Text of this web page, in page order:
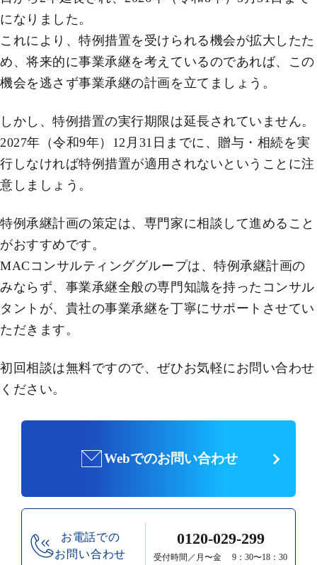
になりました。
これにより、特例措置を受けられる機会が拡大したた
め、将来的に事業承継を考えているのであれば、この
機会を逃さず事業承継の計画を立てましょう。
しかし、特例措置の実行期限は延長されていません。
2027年（令和9年）12月31日までに、贈与・相続を実
行しなければ特例措置が適用されないということに注
意しましょう。
特例承継計画の策定は、専門家に相談して進めること
がおすすめです。
MACコンサルティンググループは、特例承継計画の
みならず、事業承継全般の専門知識を持ったコンサル
タントが、貴社の事業承継を丁寧にサポートさせてい
ただきます。
初回相談は無料ですので、ぜひお気軽にお問い合わせ
ください。
Webでのお問い合わせ
お電話での
お問い合わせ
0120-029-299
受付時間／月〜金 9：30〜18：30